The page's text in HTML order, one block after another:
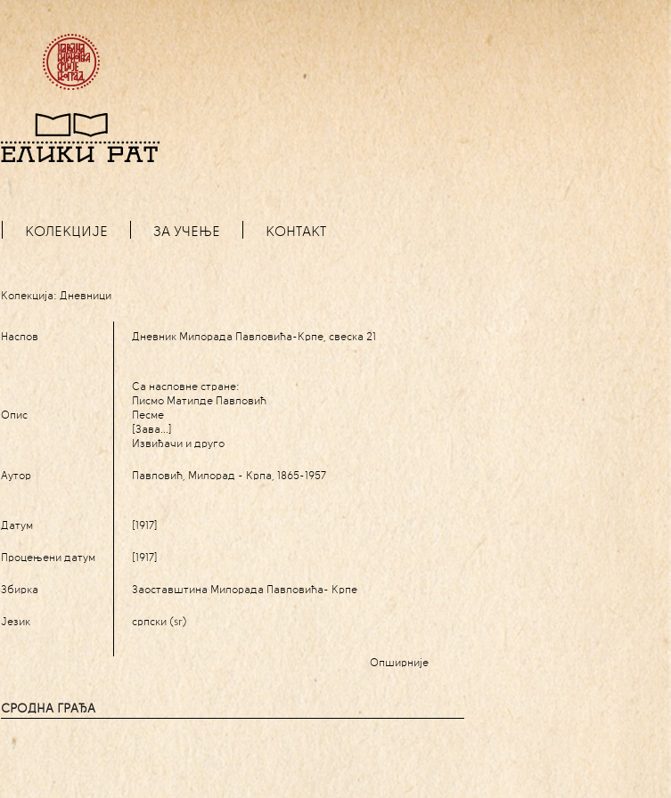
КОЛЕКЦИЈЕ ЗА УЧЕЊЕ КОНТАКТ
Колекција: Дневници
Наслов Дневник Милорада Павловића-Крпе, свеска 21
Опис
Са насловне стране:
Писмо Матилде Павловић
Песме
[Зава...]
Извиђачи и друго
Аутор Павловић, Милорад - Крпа, 1865-1957
Датум [1917]
Процењени датум [1917]
Збирка Заоставштина Милорада Павловића- Крпе
Језик српски (sr)
Опширније
СРОДНА ГРАЂА